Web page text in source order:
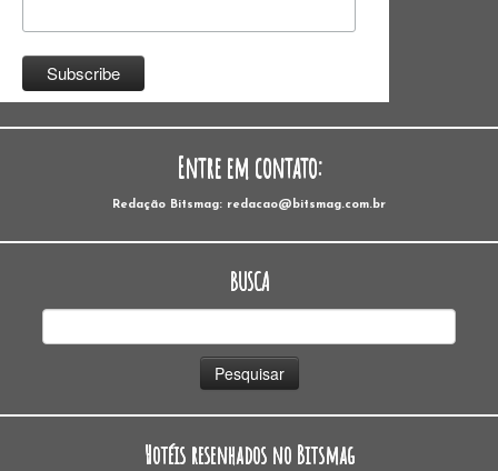
Entre em contato:
Redação Bitsmag: redacao@bitsmag.com.br
BUSCA
Hotéis resenhados no Bitsmag